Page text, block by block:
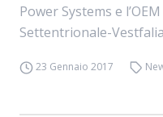
Power Systems e
Settentrionale-
23 Gennaio 2017